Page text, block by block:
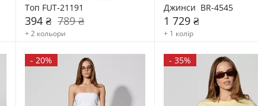
Топ FUT-21191
394 ₴ 789 ₴
+ 2 кольори
Джинси  BR-4545
1 729 ₴
+ 1 колір
- 20% - 35%